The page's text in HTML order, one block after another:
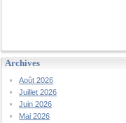
Archives
Août 2026
Juillet 2026
Juin 2026
Mai 2026